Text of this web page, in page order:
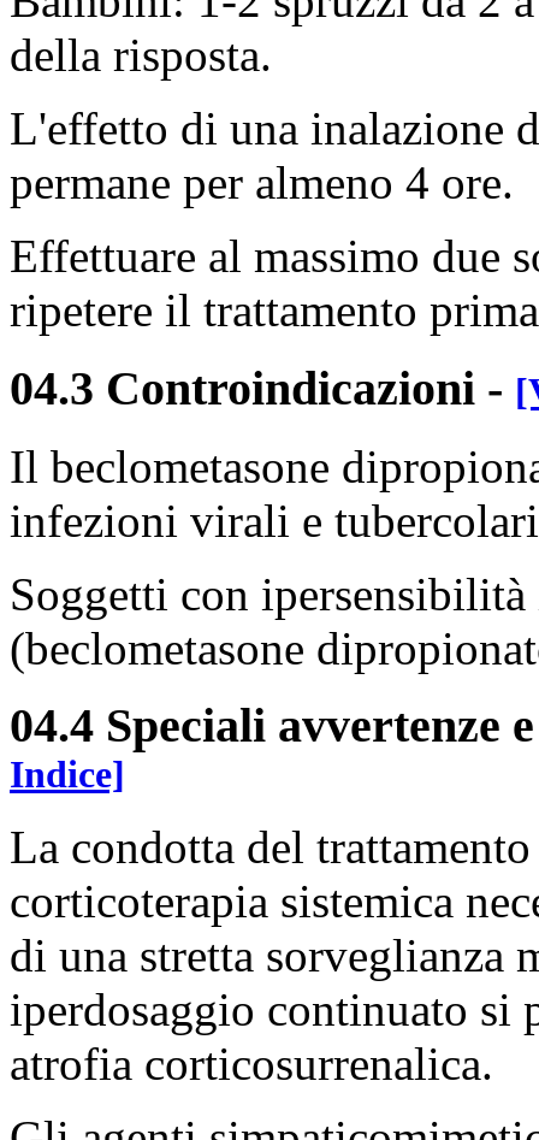
della risposta.
L'effetto di una inalazione
permane per almeno 4 ore.
Effettuare al massimo due
ripetere il trattamento
04.3 Controindicazioni -
Il beclometasone
infezioni virali e
Soggetti con
(beclometasone
04.4 Speciali avvertenze
Indice]
La condotta del
corticoterapia sistemica
di una stretta sorveglianza
iperdosaggio continuato si
atrofia corticosurrenalica.